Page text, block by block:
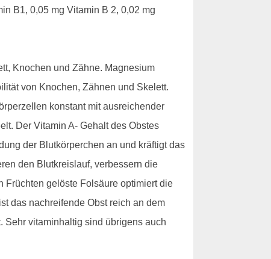
B1, 0,05 mg Vitamin B 2, 0,02 mg
Knochen und Zähne. Magnesium
von Knochen, Zähnen und Skelett.
konstant mit ausreichender
Der Vitamin A- Gehalt des Obstes
der Blutkörperchen an und kräftigt das
den Blutkreislauf, verbessern die
Früchten gelöste Folsäure optimiert die
das nachreifende Obst reich an dem
Sehr vitaminhaltig sind übrigens auch